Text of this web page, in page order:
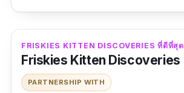
FRISKIES KITTEN DISCOVERIES ที่ดีที่สุด
Friskies Kitten Discoveries
PARTNERSHIP WITH